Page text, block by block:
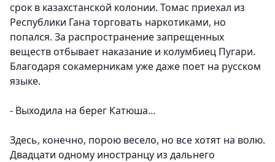
срок в казахстанской колонии. Томас приехал из
Республики Гана торговать наркотиками, но
попался. За распространение запрещенных
веществ отбывает наказание и колумбиец Пугари.
Благодаря сокамерникам уже даже поет на русском
языке.
- Выходила на берег Катюша…
Здесь, конечно, порою весело, но все хотят на волю.
Двадцати одному иностранцу из дальнего